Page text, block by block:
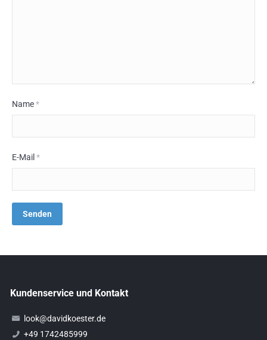
Name*
E-Mail *
Kundenservice und Kontakt
look@davidkoester.de
+49 1742485999